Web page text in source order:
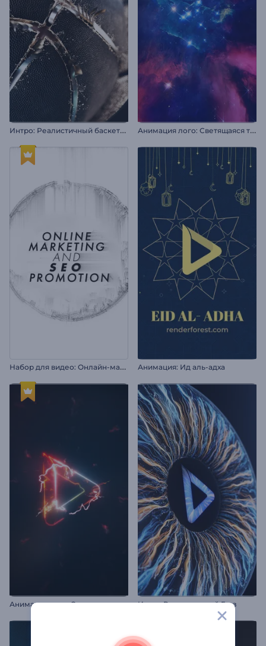
И
нтро: Реалистичный баскетбольный мяч А
нимация лого: Светящаяся туманность
Н
абор для видео: Онлайн-маркетинг и SEO Анимация: Ид аль-адха
Анимация лого: Электро-глитч Интро Реалистичный Глаз